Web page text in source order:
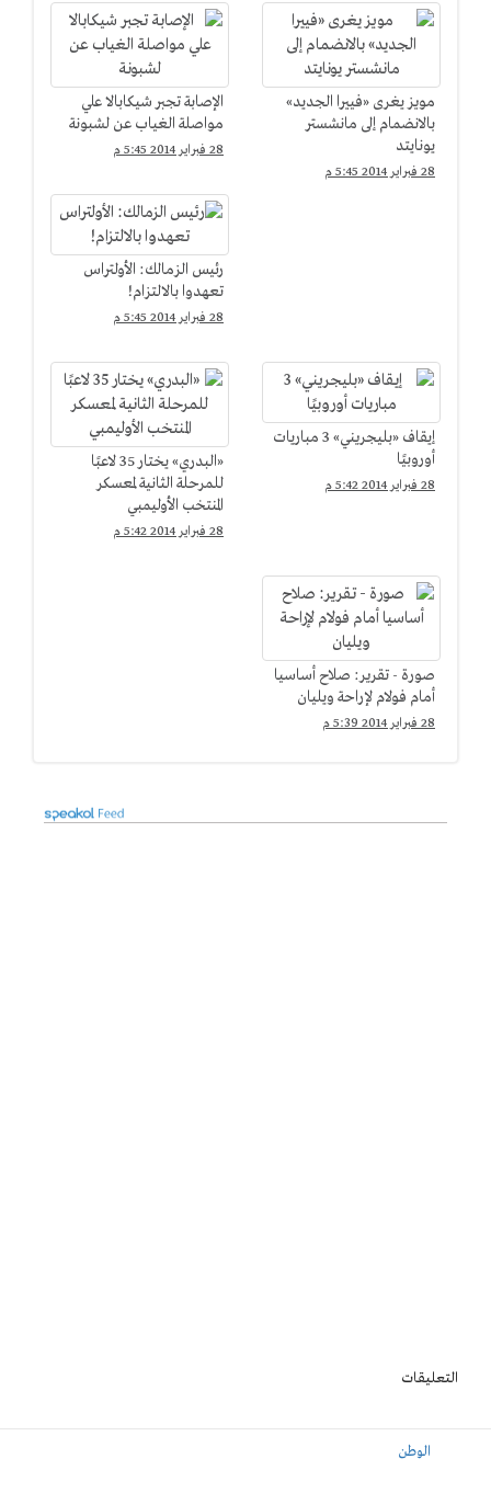
مويز يغرى «فييرا الجديد»
بالانضمام إلى مانشستر
يونايتد
28 فبراير 2014 5:45 م
الإصابة تجبر شيكابالا علي
مواصلة الغياب عن لشبونة
28 فبراير 2014 5:45 م
رئيس الزمالك: الأولتراس
تعهدوا بالالتزام!
28 فبراير 2014 5:45 م
إيقاف «بليجريني» 3 مباريات
أوروبيًا
28 فبراير 2014 5:42 م
«البدري» يختار 35 لاعبًا
للمرحلة الثانية لمعسكر
المنتخب الأوليمبي
28 فبراير 2014 5:42 م
صورة - تقرير: صلاح أساسيا
أمام فولام لإراحة ويليان
28 فبراير 2014 5:39 م
التعليقات
الوطن